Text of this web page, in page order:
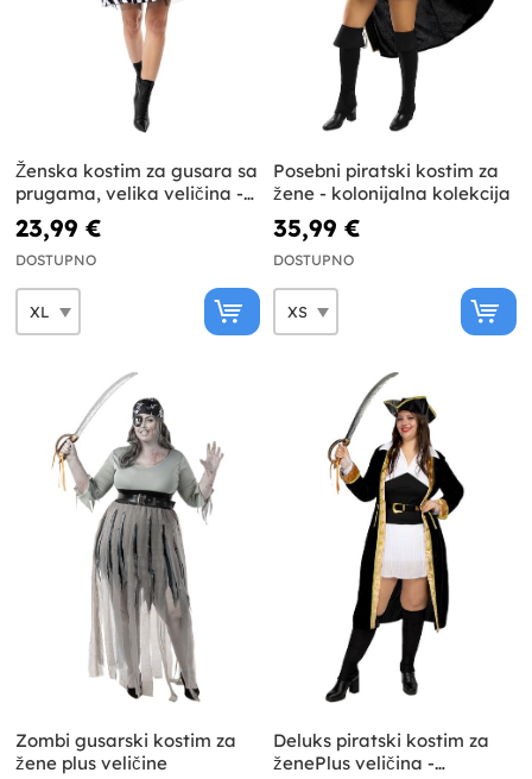
Ženska kostim za gusara sa
prugama, velika veličina -
Crno-bela kolekcija
23,99 €
DOSTUPNO
Posebni piratski kostim za
žene - kolonijalna kolekcija
35,99 €
DOSTUPNO
Zombi gusarski kostim za
žene plus veličine
Deluks piratski kostim za
ženePlus veličina -